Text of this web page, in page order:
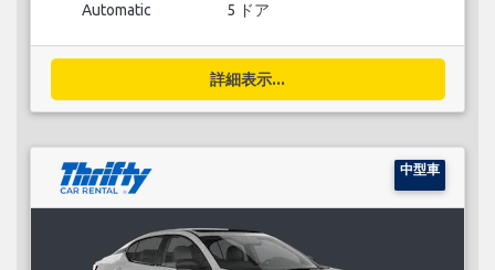
Automatic 5 ドア
詳細表示...
中型車